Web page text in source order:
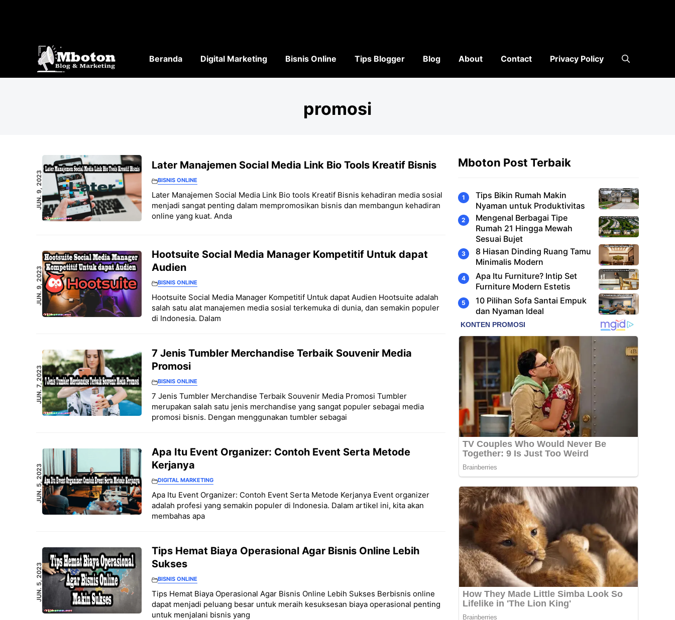
Beranda Digital Marketing Bisnis Online Tips Blogger Blog About Contact Privacy Policy
promosi
JUN. 9, 2023
Later Manajemen Social Media Link Bio Tools Kreatif Bisnis
BISNIS ONLINE
Later Manajemen Social Media Link Bio tools Kreatif Bisnis kehadiran media sosial
menjadi sangat penting dalam mempromosikan bisnis dan membangun kehadiran
online yang kuat. Anda
JUN. 9, 2023
Hootsuite Social Media Manager Kompetitif Untuk dapat
Audien
BISNIS ONLINE
Hootsuite Social Media Manager Kompetitif Untuk dapat Audien Hootsuite adalah
salah satu alat manajemen media sosial terkemuka di dunia, dan semakin populer
di Indonesia. Dalam
JUN. 7, 2023
7 Jenis Tumbler Merchandise Terbaik Souvenir Media
Promosi
BISNIS ONLINE
7 Jenis Tumbler Merchandise Terbaik Souvenir Media Promosi Tumbler
merupakan salah satu jenis merchandise yang sangat populer sebagai media
promosi bisnis. Dengan menggunakan tumbler sebagai
JUN. 5, 2023
Apa Itu Event Organizer: Contoh Event Serta Metode
Kerjanya
DIGITAL MARKETING
Apa Itu Event Organizer: Contoh Event Serta Metode Kerjanya Event organizer
adalah profesi yang semakin populer di Indonesia. Dalam artikel ini, kita akan
membahas apa
JUN. 5, 2023
Tips Hemat Biaya Operasional Agar Bisnis Online Lebih
Sukses
BISNIS ONLINE
Tips Hemat Biaya Operasional Agar Bisnis Online Lebih Sukses Berbisnis online
dapat menjadi peluang besar untuk meraih kesuksesan biaya operasional penting
untuk menjalani bisnis yang
Mboton Post Terbaik
Tips Bikin Rumah Makin
Nyaman untuk Produktivitas
Mengenal Berbagai Tipe
Rumah 21 Hingga Mewah
Sesuai Bujet
8 Hiasan Dinding Ruang Tamu
Minimalis Modern
Apa Itu Furniture? Intip Set
Furniture Modern Estetis
10 Pilihan Sofa Santai Empuk
dan Nyaman Ideal